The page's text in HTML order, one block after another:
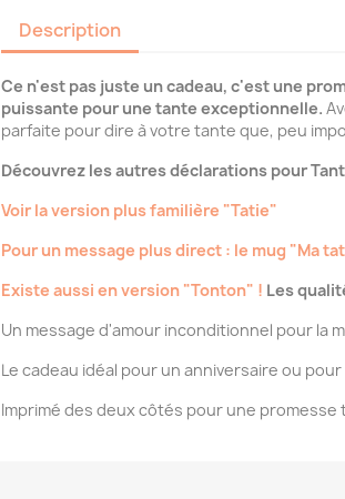
Description
Ce n'est pas juste un cadeau, c'est une
puissante pour une tante exceptionnelle.
parfaite pour dire à votre tante que, peu
Découvrez les autres déclarations pour
Voir la version plus familière "Tatie"
Pour un message plus direct : le mug "Ma
Existe aussi en version "Tonton" ! Les
Un message d'amour inconditionnel pour la
Le cadeau idéal pour un anniversaire ou pour
Imprimé des deux côtés pour une promesse